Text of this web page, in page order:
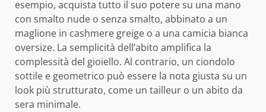
esempio, acquista tutto il suo potere su una mano
con smalto nude o senza smalto, abbinato a un
maglione in cashmere greige o a una camicia bianca
oversize. La semplicità dell’abito amplifica la
complessità del gioiello. Al contrario, un ciondolo
sottile e geometrico può essere la nota giusta su un
look più strutturato, come un tailleur o un abito da
sera minimale.